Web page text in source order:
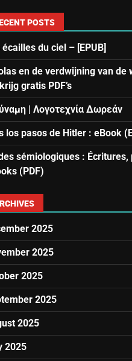
POSTS
écailles du ciel – [EPUB]
en de verdwijning van de
gratis PDF’s
| Λογοτεχνία Δωρεάν
los pasos de Hitler : eBook
sémiologiques : Écritures,
(PDF)
2025
2025
2025
2025
2025
2025